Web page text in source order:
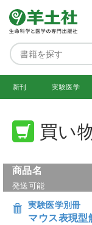
新刊 実験医学
買い
商品名
発送可能
実験医学別冊
マウス表現型